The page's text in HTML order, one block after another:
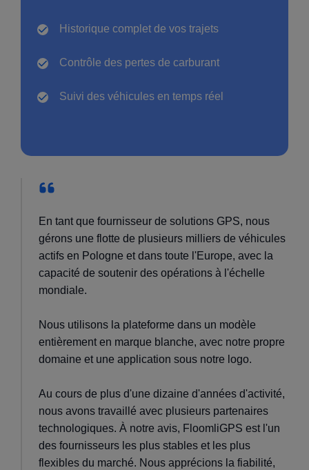
Historique complet de vos trajets
Contrôle des pertes de carburant
Suivi des véhicules en temps réel
En tant que fournisseur de solutions GPS, nous
gérons une flotte de plusieurs milliers de véhicules
actifs en Pologne et dans toute l'Europe, avec la
capacité de soutenir des opérations à l'échelle
mondiale.
Nous utilisons la plateforme dans un modèle
entièrement en marque blanche, avec notre propre
domaine et une application sous notre logo.
Au cours de plus d'une dizaine d'années d'activité,
nous avons travaillé avec plusieurs partenaires
technologiques. À notre avis, FloomliGPS est l'un
des fournisseurs les plus stables et les plus
flexibles du marché. Nous apprécions la fiabilité,